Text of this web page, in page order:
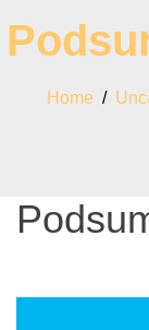
Home /